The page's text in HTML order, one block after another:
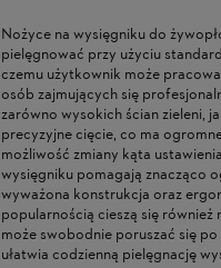
Nożyce na wysięgniku do
pielęgnować przy użyciu
czemu użytkownik może
osób zajmujących się
zarówno wysokich ścian zieleni,
precyzyjne cięcie, co ma
możliwość zmiany kąta
wysięgniku pomagają znacząco
wyważona konstrukcja oraz
popularnością cieszą się
może swobodnie poruszać się
ułatwia codzienną pielęgnację